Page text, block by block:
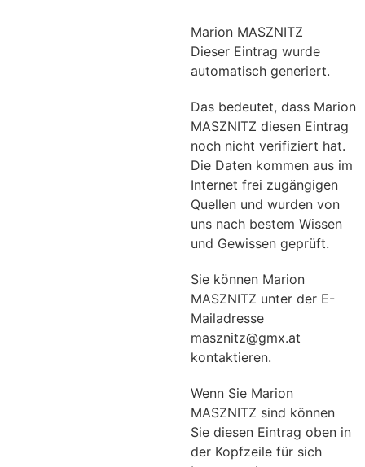
Marion MASZNITZ
Dieser Eintrag wurde
automatisch generiert.
Das bedeutet, dass Marion
MASZNITZ diesen Eintrag
noch nicht verifiziert hat.
Die Daten kommen aus im
Internet frei zugängigen
Quellen und wurden von
uns nach bestem Wissen
und Gewissen geprüft.
Sie können Marion
MASZNITZ unter der E-
Mailadresse
masznitz@gmx.at
kontaktieren.
Wenn Sie Marion
MASZNITZ sind können
Sie diesen Eintrag oben in
der Kopfzeile für sich